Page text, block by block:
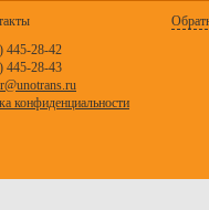
445-28-42
445-28-43
конфиденциальности